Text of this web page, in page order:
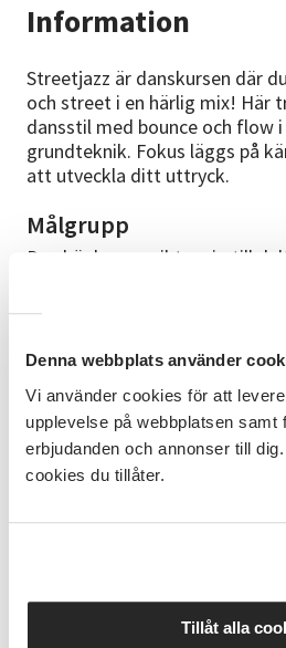
Denna webbplats använder
Vi använder cookies för att
upplevelse på webbplatsen samt
erbjudanden och annonser till
cookies du tillåter.
Tillåt alla
Information
Streetjazz är danskursen där
och street i en härlig mix! Här
dansstil med bounce och flow
grundteknik. Fokus läggs på
att utveckla ditt uttryck.
Målgrupp
Den här kursen riktar sig till
Efter avslutad kurs har
dans samt fått vara med och
avslutningsföreställningen
Innehåll
innehåller teknikövningar,
oss nytt. I slutet av lektionen
avslutningsföreställningen.